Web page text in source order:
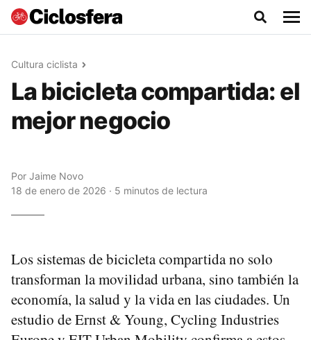
Cultura ciclista
La bicicleta compartida: el
mejor negocio
Por Jaime Novo
18 de enero de 2026 · 5 minutos de lectura
Los sistemas de bicicleta compartida no solo
transforman la movilidad urbana, sino también la
economía, la salud y la vida en las ciudades. Un
estudio de Ernst & Young, Cycling Industries